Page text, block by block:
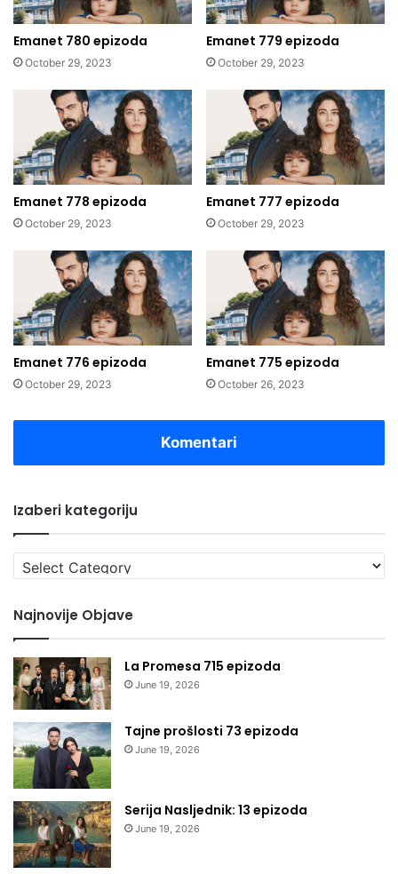
Emanet 780 epizoda
October 29, 2023
Emanet 779 epizoda
October 29, 2023
Emanet 778 epizoda
October 29, 2023
Emanet 777 epizoda
October 29, 2023
Emanet 776 epizoda
October 29, 2023
Emanet 775 epizoda
October 26, 2023
Komentari
Izaberi kategoriju
Izaberi
kategoriju
Najnovije Objave
La Promesa 715 epizoda
June 19, 2026
Tajne prošlosti 73 epizoda
June 19, 2026
Serija Nasljednik: 13 epizoda
June 19, 2026